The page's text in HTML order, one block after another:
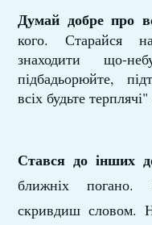
Думай добре про
кого. Старайся
знаходити що-
підбадьорюйте,
всіх будьте
Стався до інших
ближніх погано.
скривдиш словом.